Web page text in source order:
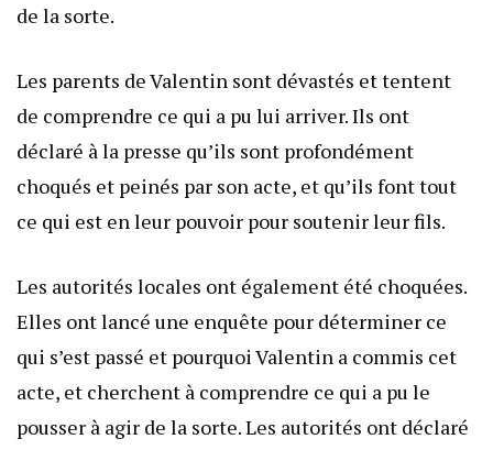
de la sorte.
Les parents de Valentin sont dévastés et tentent
de comprendre ce qui a pu lui arriver. Ils ont
déclaré à la presse qu’ils sont profondément
choqués et peinés par son acte, et qu’ils font tout
ce qui est en leur pouvoir pour soutenir leur fils.
Les autorités locales ont également été choquées.
Elles ont lancé une enquête pour déterminer ce
qui s’est passé et pourquoi Valentin a commis cet
acte, et cherchent à comprendre ce qui a pu le
pousser à agir de la sorte. Les autorités ont déclaré